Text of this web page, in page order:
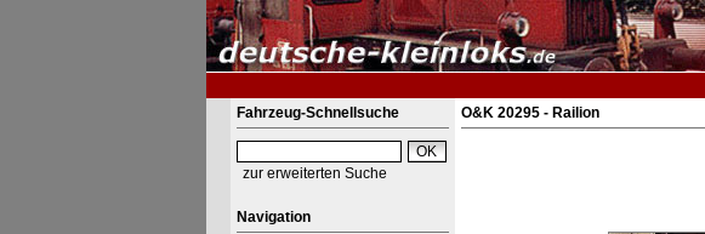
Fahrzeug-Schnellsuche
zur erweiterten Suche
Navigation
O&K 20295 - Railion